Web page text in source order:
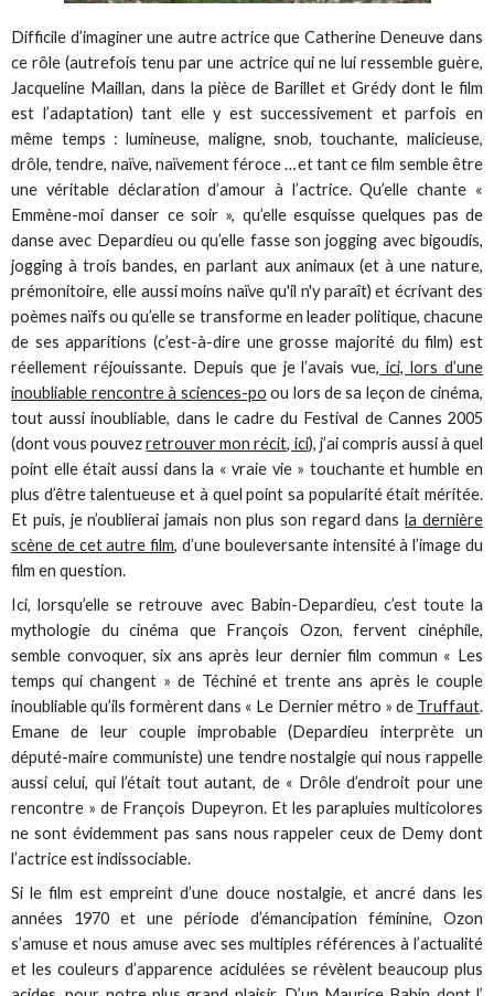
Difficile d’imaginer une autre actrice que Catherine Deneuve dans
ce rôle (autrefois tenu par une actrice qui ne lui ressemble guère,
Jacqueline Maillan, dans la pièce de Barillet et Grédy dont le film
est l’adaptation) tant elle y est successivement et parfois en
même temps : lumineuse, maligne, snob, touchante, malicieuse,
drôle, tendre, naïve, naïvement féroce …et tant ce film semble être
une véritable déclaration d’amour à l’actrice. Qu’elle chante «
Emmène-moi danser ce soir », qu’elle esquisse quelques pas de
danse avec Depardieu ou qu’elle fasse son jogging avec bigoudis,
jogging à trois bandes, en parlant aux animaux (et à une nature,
prémonitoire, elle aussi moins naïve qu'il n'y paraît) et écrivant des
poèmes naïfs ou qu’elle se transforme en leader politique, chacune
de ses apparitions (c’est-à-dire une grosse majorité du film) est
réellement réjouissante. Depuis que je l’avais vue, ici, lors d’une
inoubliable rencontre à sciences-po ou lors de sa leçon de cinéma,
tout aussi inoubliable, dans le cadre du Festival de Cannes 2005
(dont vous pouvezretrouver mon récit, ici), j’ai compris aussi à quel
point elle était aussi dans la « vraie vie » touchante et humble en
plus d’être talentueuse et à quel point sa popularité était méritée.
Et puis, je n’oublierai jamais non plus son regard dansla dernière
scène de cet autre film, d’une bouleversante intensité à l’image du
film en question.
Ici, lorsqu’elle se retrouve avec Babin-Depardieu, c’est toute la
mythologie du cinéma que François Ozon, fervent cinéphile,
semble convoquer, six ans après leur dernier film commun « Les
temps qui changent » de Téchiné et trente ans après le couple
inoubliable qu’ils formèrent dans « Le Dernier métro » de Truffaut.
Emane de leur couple improbable (Depardieu interprète un
député-maire communiste) une tendre nostalgie qui nous rappelle
aussi celui, qui l’était tout autant, de « Drôle d’endroit pour une
rencontre » de François Dupeyron. Et les parapluies multicolores
ne sont évidemment pas sans nous rappeler ceux de Demy dont
l’actrice est indissociable.
Si le film est empreint d’une douce nostalgie, et ancré dans les
années 1970 et une période d’émancipation féminine, Ozon
s’amuse et nous amuse avec ses multiples références à l’actualité
et les couleurs d’apparence acidulées se révèlent beaucoup plus